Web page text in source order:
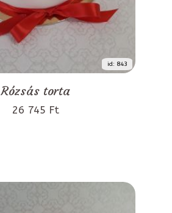
id: 843
Rózsás torta
26 745 Ft